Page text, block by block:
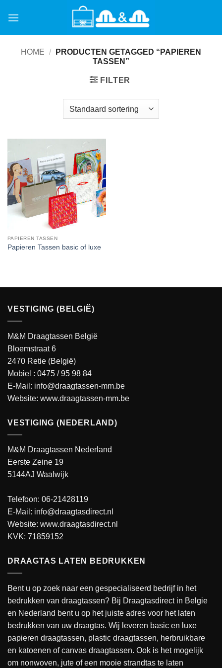
naar
HOME /
PRODUCTEN GETAGGED “PAPIEREN
TASSEN”
FILTER
PAPIEREN TASSEN
Papieren Tassen basic of luxe
VESTIGING (BELGIË)
M&M Draagtassen België
Bloemstraat 6
2470 Retie (België)
Mobiel : 0475 / 95 98 84
E-Mail: info@draagtassen-mm.be
Website: www.draagtassen-mm.be
VESTIGING (NEDERLAND)
M&M Draagtassen Nederland
Eerste Zeine 19
5144AJ Waalwijk
Telefoon: 06-21428119
E-Mail: info@draagtasdirect.nl
Website: www.draagtasdirect.nl
KVK: 71859152
DRAAGTAS LATEN BEDRUKKEN
Bent u op zoek naar een gespecialiseerd bedrijf in het
bedrukken van draagtassen? Bij Draagtasdirect in Belgie
en Nederland bent u op het juiste adres voor het laten
bedrukken van uw draagtas. Wij leveren basic en luxe
papieren draagtassen, plastic draagtassen, herbruikbare
en katoenen of canvas draagtassen. Ook is het mogelijk
om nonwoven, jute of een mooie strandtas te laten